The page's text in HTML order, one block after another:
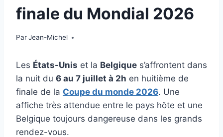
finale du Mondial 2026
ParJean-Michel
3 juillet 2026
Les États-Unis et la Belgique s’affrontent dans
la nuit du 6 au 7 juillet à 2h en huitième de
finale de la Coupe du monde 2026. Une
affiche très attendue entre le pays hôte et une
Belgique toujours dangereuse dans les grands
rendez-vous.